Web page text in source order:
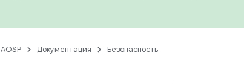
AOSP Документация Безопасность